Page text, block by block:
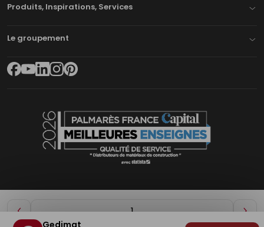
Diminuer
Produits, Inspirations, Services
Le groupement
Gedimat